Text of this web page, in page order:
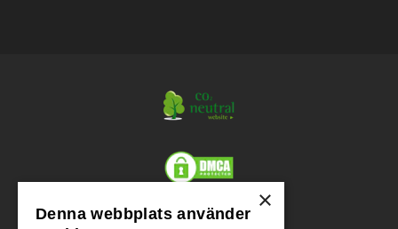
Org.nr.
×
Denna webbplats använder